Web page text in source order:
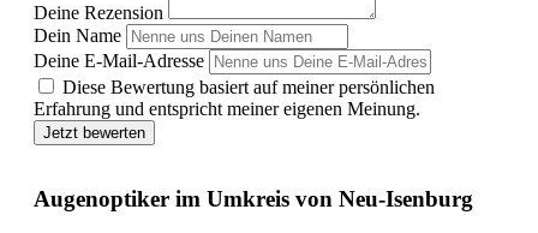
Deine Rezension
Dein Name
Deine E-Mail-Adresse
Diese Bewertung basiert auf meiner persönlichen
Erfahrung und entspricht meiner eigenen Meinung.
Jetzt bewerten
Augenoptiker im Umkreis von Neu-Isenburg